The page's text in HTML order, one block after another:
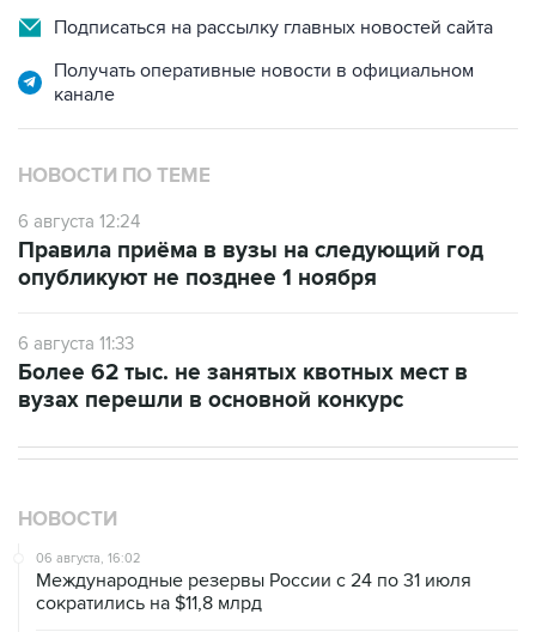
Подписаться на рассылку главных новостей сайта
Получать оперативные новости в официальном
канале
НОВОСТИ ПО ТЕМЕ
6 августа 12:24
Правила приёма в вузы на следующий год
опубликуют не позднее 1 ноября
6 августа 11:33
Более 62 тыс. не занятых квотных мест в
вузах перешли в основной конкурс
НОВОСТИ
06 августа, 16:02
Международные резервы России с 24 по 31 июля
сократились на $11,8 млрд